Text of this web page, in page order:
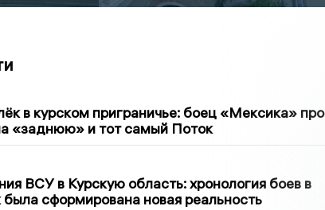
в курском приграничье: боец «Мексика» про
«заднюю» и тот самый Поток
ВСУ в Курскую область: хронология боев в
была сформирована новая реальность